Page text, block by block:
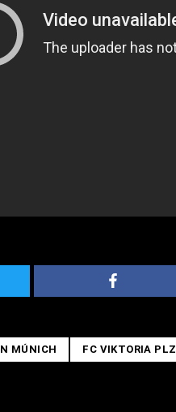
MÚNICH FC VIKTORIA